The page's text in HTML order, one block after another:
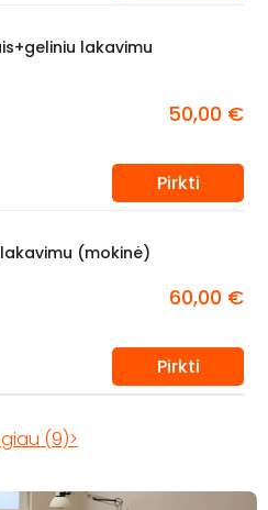
lakavimu
50,00 €
Pirkti
(mokinė)
60,00 €
Pirkti
(9)>